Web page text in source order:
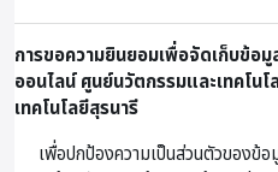
การขอความยินยอมเพื่อจัดเก็บข้อ
ออนไลน์ศูนย์นวัตกรรมและเทคโน
เทคโนโลยีสุรนารี
เพื่อปกป้องความเป็นส่วนตัวของข้อ